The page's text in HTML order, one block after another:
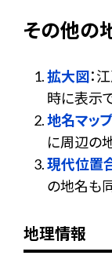
その他の
拡大図：
時に表示
地名マッ
に周辺の
現代位置
の地名も
地理情報